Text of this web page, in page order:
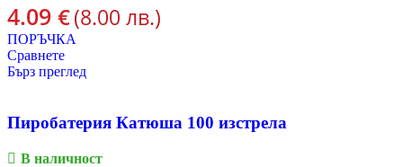
4.09 €(8.00 лв.)
ПОРЪЧКА
Сравнете
Бърз преглед
Пиробатерия Катюша 100 изстрела
В наличност